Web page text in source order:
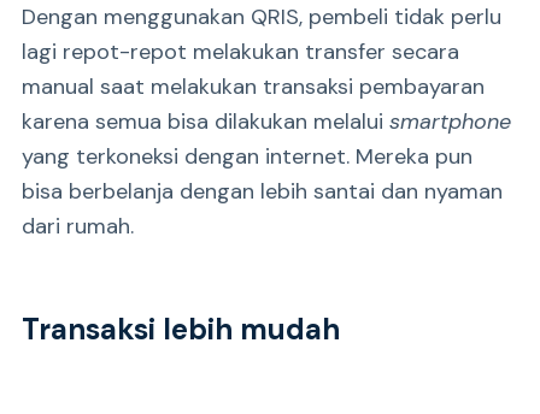
Dengan menggunakan QRIS, pembeli tidak perlu
lagi repot-repot melakukan transfer secara
manual saat melakukan transaksi pembayaran
karena semua bisa dilakukan melalui smartphone
yang terkoneksi dengan internet. Mereka pun
bisa berbelanja dengan lebih santai dan nyaman
dari rumah.
Transaksi lebih mudah